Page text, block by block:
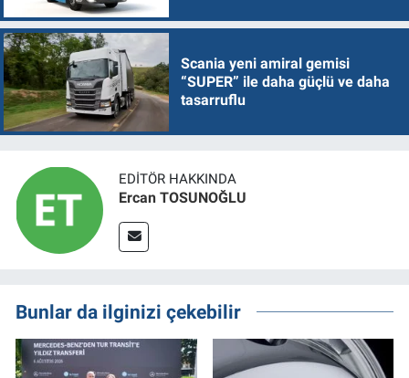
Scania yeni amiral gemisi
“SUPER” ile daha güçlü ve daha
tasarruflu
EDITÖR HAKKINDA
Ercan TOSUNOĞLU
Bunlar da ilginizi çekebilir